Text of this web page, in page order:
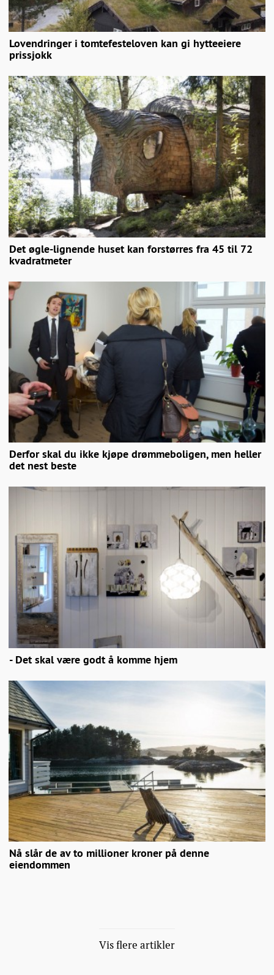
Lovendringer i tomtefesteloven kan gi hytteeiere
prissjokk
Det øgle-lignende huset kan forstørres fra 45 til 72
kvadratmeter
Derfor skal du ikke kjøpe drømmeboligen, men heller
det nest beste
- Det skal være godt å komme hjem
Nå slår de av to millioner kroner på denne
eiendommen
Vis flere artikler